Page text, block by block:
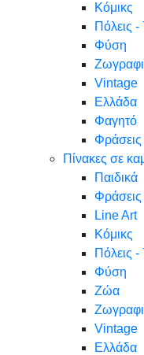
Κόμικς
Πόλεις -
Φύση
Vintage
Ελλάδα
Φαγητό
Φράσεις
Πίνακες σε
Παιδικά
Φράσεις
Line Art
Κόμικς
Πόλεις -
Φύση
Ζώα
Vintage
Ελλάδα